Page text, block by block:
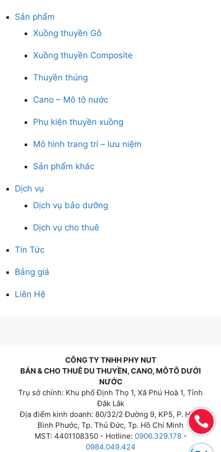
Sản phẩm
Xuồng thuyền Gỗ
Xuồng thuyền Composite
Thuyền thúng
Cano – Mô tô nước
Phụ kiện thuyền xuồng
Mô hình trang trí – lưu niệm
Sản phẩm khác
Dịch vụ
Dịch vụ bảo dưỡng
Dịch vụ cho thuê
Tin Tức
Bảng giá
Liên Hệ
CÔNG TY TNHH PHY NUT
BÁN & CHO THUÊ DU THUYỀN, CANO, MÔTÔ DƯỚI
NƯỚC
Trụ sở chính: Khu phố Định Thọ 1, Xã Phú Hoà 1, Tỉnh
Đắk Lắk
Địa điểm kinh doanh: 80/32/2 Đường 9, KP5, P. Hiệp
Bình Phước, Tp. Thủ Đức, Tp. Hồ Chí Minh
MST: 4401108350 - Hotline: 0906.329.178-
0984.049.424